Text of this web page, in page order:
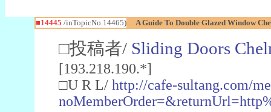
■14445 /inTopicNo.14465) A Guide To Double Glazed Window
□投稿者/ Sliding Doors
[193.218.190.*]
□U R L/ http://cafe-sultang.com/